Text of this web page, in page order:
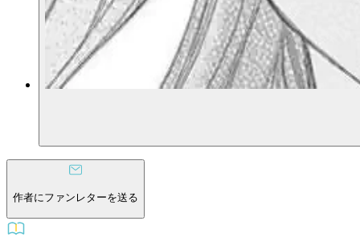
作者にファンレターを送る